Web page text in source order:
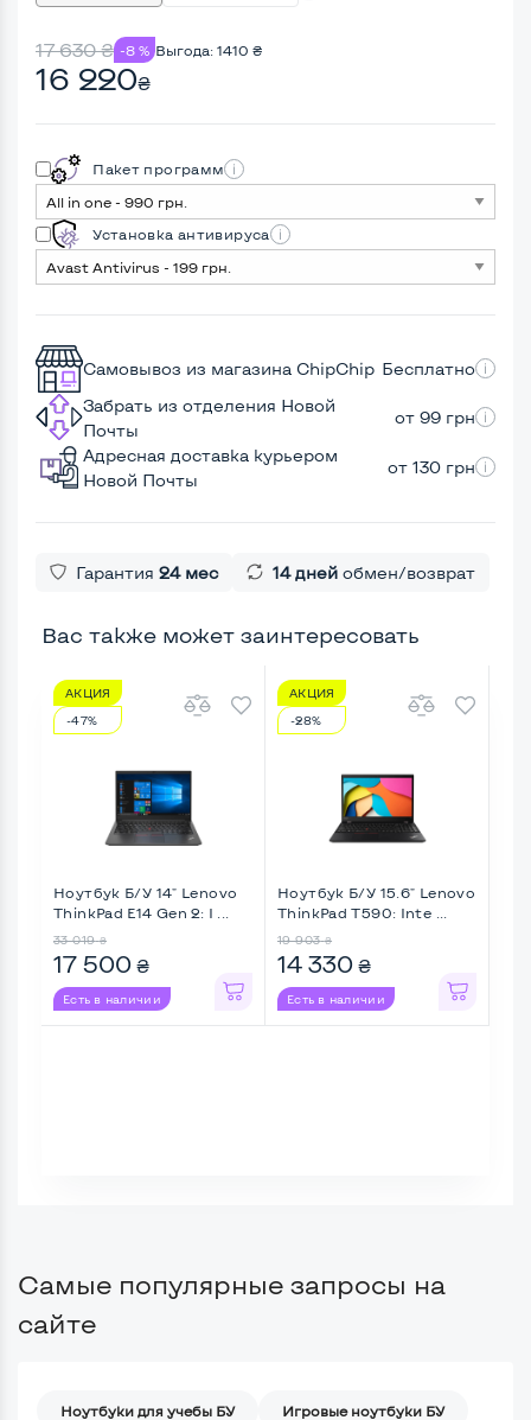
17 630₴ -8 % Выгода: 1410 ₴
16 220₴
Пакет программ
Установка антивируса
Самовывоз из магазина ChipChip Бесплатно
Забрать из отделения Новой
Почты
от 99 грн
Адресная доставка курьером
Новой Почты
от 130 грн
Гарантия 24 мес 14 дней обмен/возврат
Вас также может заинтересовать
АКЦИЯ
-47%
Ноутбук Б/У 14" Lenovo
ThinkPad E14 Gen 2: I ...
33 019 ₴
17 500 ₴
Есть в наличии
АКЦИЯ
-28%
Ноутбук Б/У 15.6" Lenovo
ThinkPad T590: Inte ...
19 903 ₴
14 330 ₴
Есть в наличии
Самые популярные запросы на
сайте
Ноутбуки для учебы БУ Игровые ноутбуки БУ